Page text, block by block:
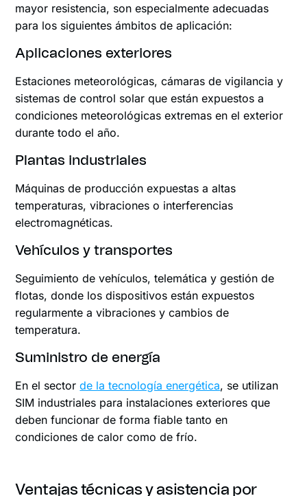
mayor resistencia, son especialmente adecuadas
para los siguientes ámbitos de aplicación:
Aplicaciones exteriores
Estaciones meteorológicas, cámaras de vigilancia y
sistemas de control solar que están expuestos a
condiciones meteorológicas extremas en el exterior
durante todo el año.
Plantas industriales
Máquinas de producción expuestas a altas
temperaturas, vibraciones o interferencias
electromagnéticas.
Vehículos y transportes
Seguimiento de vehículos, telemática y gestión de
flotas, donde los dispositivos están expuestos
regularmente a vibraciones y cambios de
temperatura.
Suministro de energía
En el sectorde la tecnología energética, se utilizan
SIM industriales para instalaciones exteriores que
deben funcionar de forma fiable tanto en
condiciones de calor como de frío.
Ventajas técnicas y asistencia por